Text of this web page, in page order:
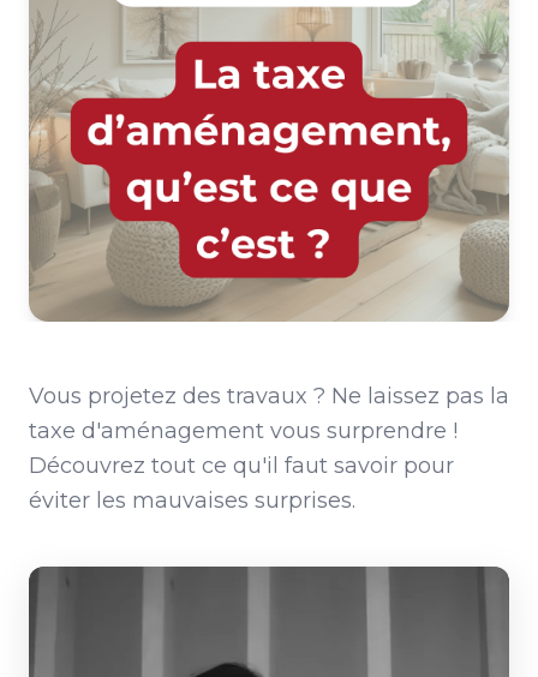
Vous projetez des travaux ? Ne laissez pas la
taxe d'aménagement vous surprendre !
Découvrez tout ce qu'il faut savoir pour
éviter les mauvaises surprises.